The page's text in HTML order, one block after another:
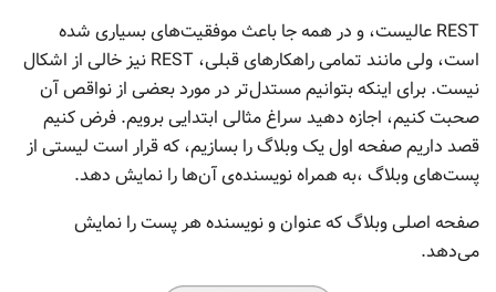
REST عالیست، و در همه جا باعث موفقیت‌های بسیاری شده
است، ولی مانند تمامی راهکارهای قبلی، REST نیز خالی از اشکال
نیست. برای اینکه بتوانیم مستدل‌تر در مورد بعضی از نواقص آن
صحبت کنیم، اجازه دهید سراغ مثالی ابتدایی برویم. فرض کنیم
قصد داریم صفحه اول یک وبلاگ را بسازیم، که قرار است لیستی از
پست‌های وبلاگ ،به همراه نویسنده‌ی آن‌ها را نمایش دهد.
صفحه ‌اصلی وبلاگ که عنوان و نویسنده هر پست را نمایش
می‌دهد.